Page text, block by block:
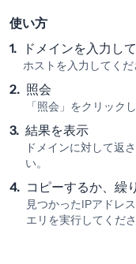
使い方
1.
ドメインを入力し
ホストを入力してく
2. 照会
「照会」をクリック
3. 結果を表示
ドメインに対して返
い。
4. コピーするか、繰
見つかったIPアドレ
エリを実行してくださ